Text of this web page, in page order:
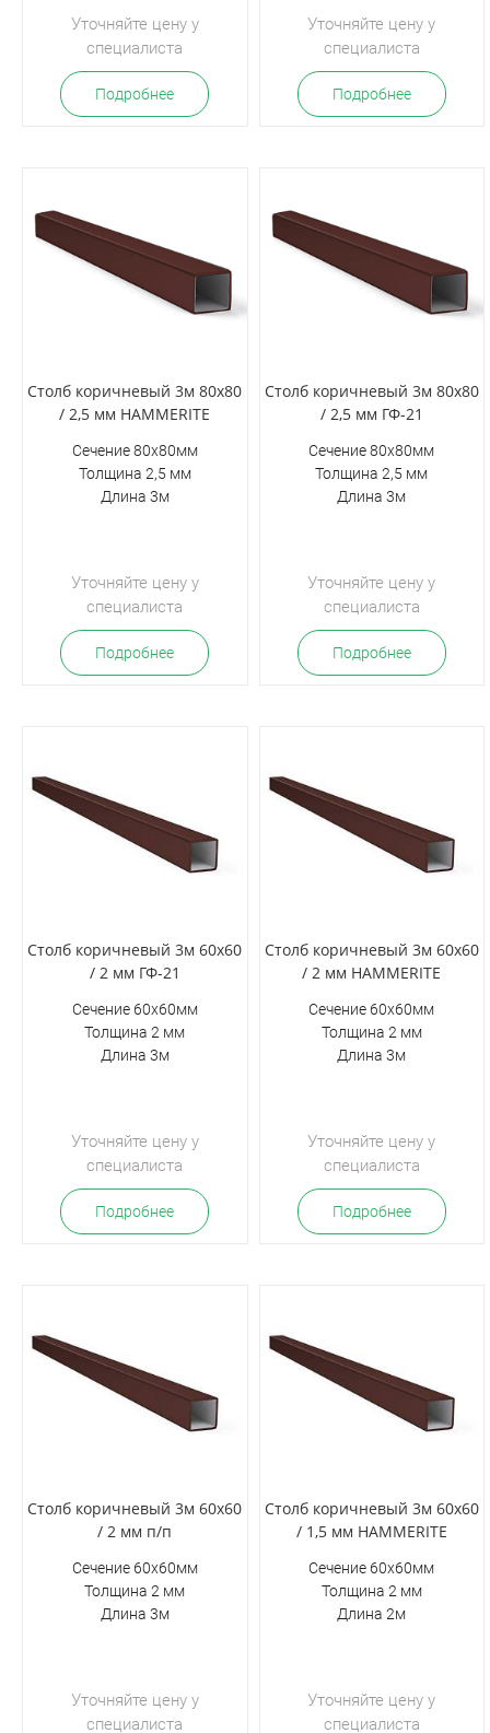
Уточняйте цену у
специалиста
Подробнее
Уточняйте цену у
специалиста
Подробнее
Столб коричневый 3м 80х80
/ 2,5 мм HAMMERITE
Сечение 80х80мм
Толщина 2,5 мм
Длина 3м
Уточняйте цену у
специалиста
Подробнее
Столб коричневый 3м 80х80
/ 2,5 мм ГФ-21
Сечение 80х80мм
Толщина 2,5 мм
Длина 3м
Уточняйте цену у
специалиста
Подробнее
Столб коричневый 3м 60х60
/ 2 мм ГФ-21
Сечение 60х60мм
Толщина 2 мм
Длина 3м
Уточняйте цену у
специалиста
Подробнее
Столб коричневый 3м 60х60
/ 2 мм HAMMERITE
Сечение 60х60мм
Толщина 2 мм
Длина 3м
Уточняйте цену у
специалиста
Подробнее
Столб коричневый 3м 60х60
/ 2 мм п/п
Сечение 60х60мм
Толщина 2 мм
Длина 3м
Уточняйте цену у
специалиста
Столб коричневый 3м 60х60
/ 1,5 мм HAMMERITE
Сечение 60х60мм
Толщина 2 мм
Длина 2м
Уточняйте цену у
специалиста